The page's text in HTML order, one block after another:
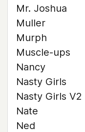
Mr. Joshua
Muller
Murph
Muscle-ups
Nancy
Nasty Girls
Nasty Girls V2
Nate
Ned